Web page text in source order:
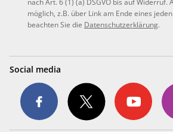
möglich, z.B. über Link am Ende eines
beachten Sie die Datenschutzerklärung.
Social media